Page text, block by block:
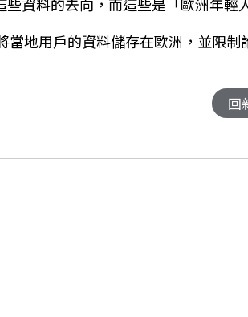
資料的去向，而這些是「歐洲年輕
地用戶的資料儲存在歐洲，並限制
回